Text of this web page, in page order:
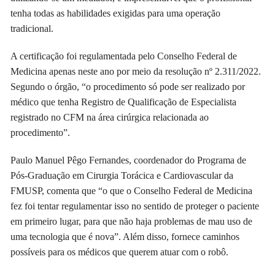
tenha todas as habilidades exigidas para uma operação
tradicional.
A certificação foi regulamentada pelo Conselho Federal de
Medicina apenas neste ano por meio da resolução nº 2.311/2022.
Segundo o órgão, “o procedimento só pode ser realizado por
médico que tenha Registro de Qualificação de Especialista
registrado no CFM na área cirúrgica relacionada ao
procedimento”.
Paulo Manuel Pêgo Fernandes, coordenador do Programa de
Pós-Graduação em Cirurgia Torácica e Cardiovascular da
FMUSP, comenta que “o que o Conselho Federal de Medicina
fez foi tentar regulamentar isso no sentido de proteger o paciente
em primeiro lugar, para que não haja problemas de mau uso de
uma tecnologia que é nova”. Além disso, fornece caminhos
possíveis para os médicos que querem atuar com o robô.